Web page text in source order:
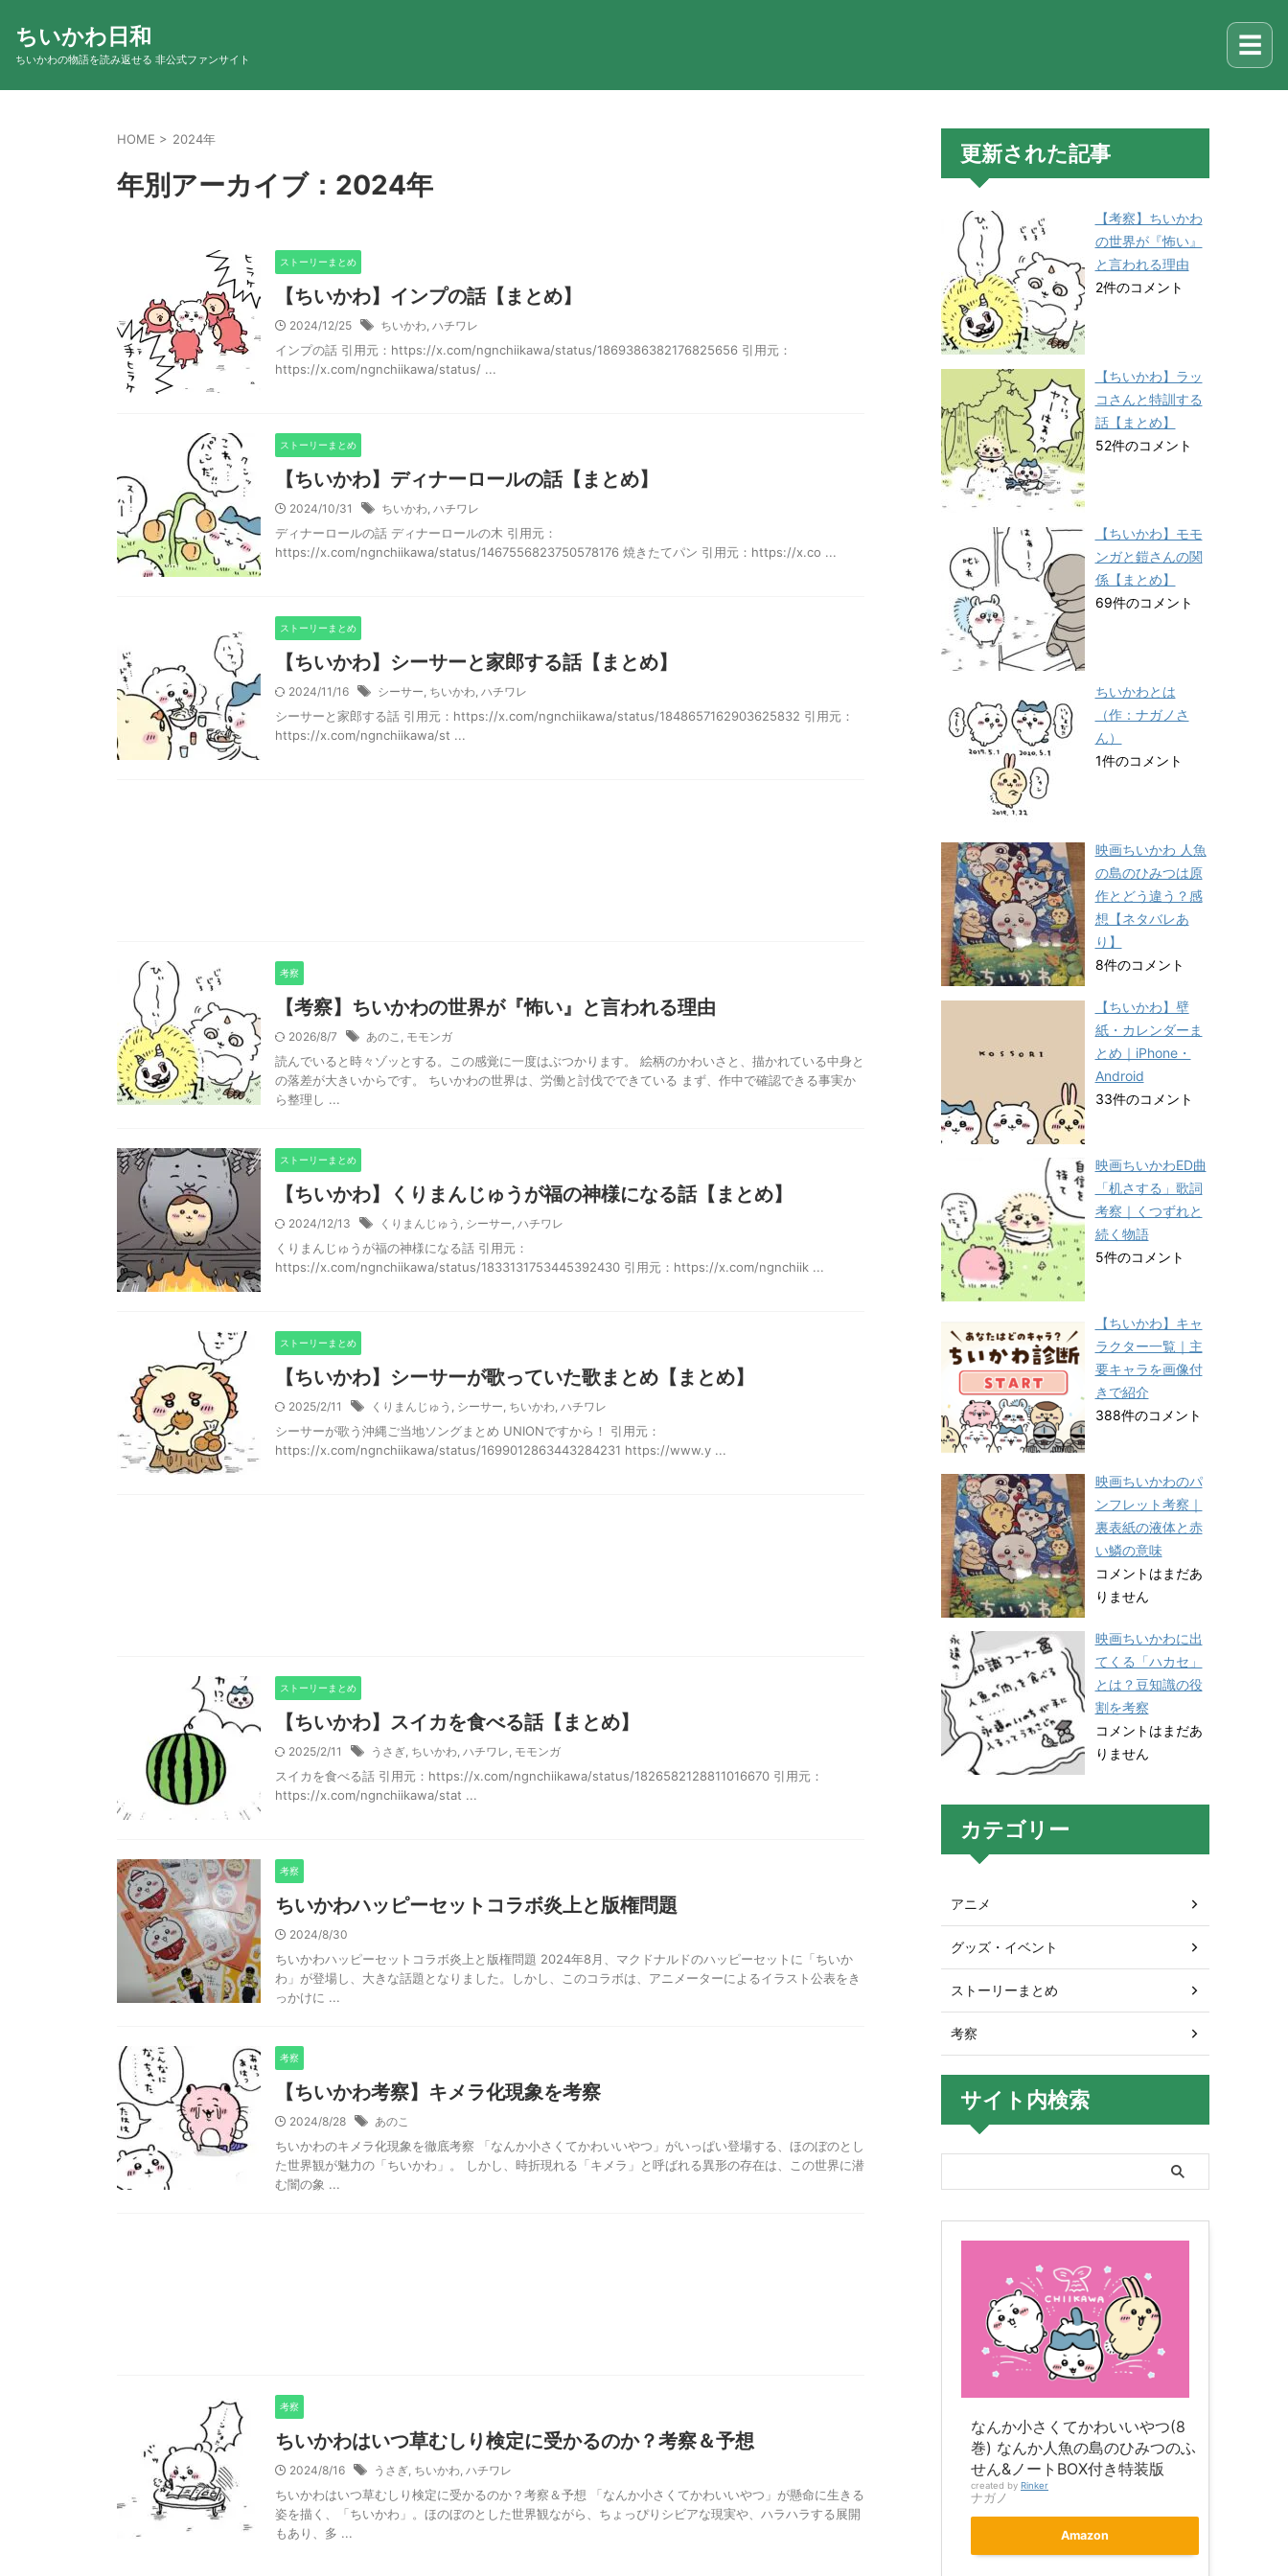
ちいかわ日和
ちいかわの物語を読み返せる 非公式ファンサイト ☰
HOME > 2024年
年別アーカイブ：2024年
ストーリーまとめ
【ちいかわ】インプの話【まとめ】
2024/12/25 ちいかわ, ハチワレ
インプの話 引用元：https://x.com/ngnchiikawa/status/1869386382176825656 引用元：
https://x.com/ngnchiikawa/status/ ...
ストーリーまとめ
【ちいかわ】ディナーロールの話【まとめ】
2024/10/31 ちいかわ, ハチワレ
ディナーロールの話 ディナーロールの木 引用元：
https://x.com/ngnchiikawa/status/1467556823750578176 焼きたてパン 引用元：https://x.co ...
ストーリーまとめ
【ちいかわ】シーサーと家郎する話【まとめ】
2024/11/16 シーサー, ちいかわ, ハチワレ
シーサーと家郎する話 引用元：https://x.com/ngnchiikawa/status/1848657162903625832 引用元：
https://x.com/ngnchiikawa/st ...
考察
【考察】ちいかわの世界が『怖い』と言われる理由
2026/8/7 あのこ , モモンガ
読んでいると時々ゾッとする。この感覚に一度はぶつかります。 絵柄のかわいさと、描かれている中身と
の落差が大きいからです。 ちいかわの世界は、労働と討伐でできている まず、作中で確認できる事実か
ら整理し ...
ストーリーまとめ
【ちいかわ】くりまんじゅうが福の神様になる話【まとめ】
2024/12/13 くりまんじゅう , シーサー, ハチワレ
くりまんじゅうが福の神様になる話 引用元：
https://x.com/ngnchiikawa/status/1833131753445392430 引用元：https://x.com/ngnchiik ...
ストーリーまとめ
【ちいかわ】シーサーが歌っていた歌まとめ【まとめ】
2025/2/11 くりまんじゅう , シーサー, ちいかわ, ハチワレ
シーサーが歌う沖縄ご当地ソングまとめ UNIONですから！ 引用元：
https://x.com/ngnchiikawa/status/1699012863443284231 https://www.y ...
ストーリーまとめ
【ちいかわ】スイカを食べる話【まとめ】
2025/2/11 うさぎ, ちいかわ, ハチワレ, モモンガ
スイカを食べる話 引用元：https://x.com/ngnchiikawa/status/1826582128811016670 引用元：
https://x.com/ngnchiikawa/stat ...
考察
ちいかわハッピーセットコラボ炎上と版権問題
2024/8/30
ちいかわハッピーセットコラボ炎上と版権問題 2024年8月、マクドナルドのハッピーセットに「ちいか
わ」が登場し、大きな話題となりました。しかし、このコラボは、アニメーターによるイラスト公表をき
っかけに ...
考察
【ちいかわ考察】キメラ化現象を考察
2024/8/28 あのこ
ちいかわのキメラ化現象を徹底考察 「なんか小さくてかわいいやつ」がいっぱい登場する、ほのぼのとし
た世界観が魅力の「ちいかわ」。 しかし、時折現れる「キメラ」と呼ばれる異形の存在は、この世界に潜
む闇の象 ...
考察
ちいかわはいつ草むしり検定に受かるのか？考察＆予想
2024/8/16 うさぎ, ちいかわ, ハチワレ
ちいかわはいつ草むしり検定に受かるのか？考察＆予想 「なんか小さくてかわいいやつ」が懸命に生きる
姿を描く、「ちいかわ」。ほのぼのとした世界観ながら、ちょっぴりシビアな現実や、ハラハラする展開
もあり、多 ...
更新された記事
【考察】ちいかわ
の世界が『怖い』
と言われる理由
2件のコメント
【ちいかわ】ラッ
コさんと特訓する
話【まとめ】
52件のコメント
【ちいかわ】モモ
ンガと鎧さんの関
係【まとめ】
69件のコメント
ちいかわとは
（作：ナガノさ
ん）
1件のコメント
映画ちいかわ 人魚
の島のひみつは原
作とどう違う？感
想【ネタバレあ
り】
8件のコメント
【ちいかわ】壁
紙・カレンダーま
とめ｜iPhone・
Android
33件のコメント
映画ちいかわED曲
「机さする」歌詞
考察｜くつずれと
続く物語
5件のコメント
【ちいかわ】キャ
ラクター一覧｜主
要キャラを画像付
きで紹介
388件のコメント
映画ちいかわのパ
ンフレット考察｜
裏表紙の液体と赤
い鱗の意味
コメントはまだあ
りません
映画ちいかわに出
てくる「ハカセ」
とは？豆知識の役
割を考察
コメントはまだあ
りません
カテゴリー
アニメ
グッズ・イベント
ストーリーまとめ
考察
サイト内検索
なんか小さくてかわいいやつ(8
巻) なんか人魚の島のひみつのふ
せん&ノートBOX付き特装版
created by Rinker
ナガノ
Amazon